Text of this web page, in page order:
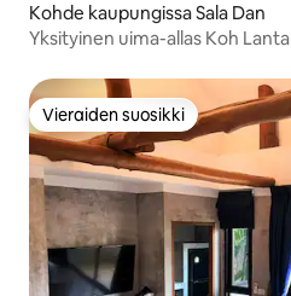
Kohde kaupungissa Sala Dan
Yksityinen uima-allas Koh Lanta
Vieraiden suosikki
Vieraiden suosikki